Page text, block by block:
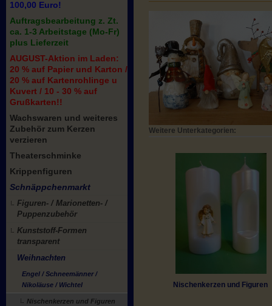
100,00 Euro!
Auftragsbearbeitung z. Zt.
ca. 1-3 Arbeitstage (Mo-Fr)
plus Lieferzeit
AUGUST-Aktion im Laden:
20 % auf Papier und Karton /
20 % auf Kartenrohlinge u
Kuvert / 10 - 30 % auf
Grußkarten!!
Wachswaren und weiteres
Zubehör zum Kerzen
verzieren
Theaterschminke
Krippenfiguren
Schnäppchenmarkt
Figuren- / Marionetten- /
Puppenzubehör
Kunststoff-Formen
transparent
Weihnachten
Engel / Schneemänner /
Nikoläuse / Wichtel
Nischenkerzen und Figuren
Weitere Unterkategorien:
Nischenkerzen und Figuren